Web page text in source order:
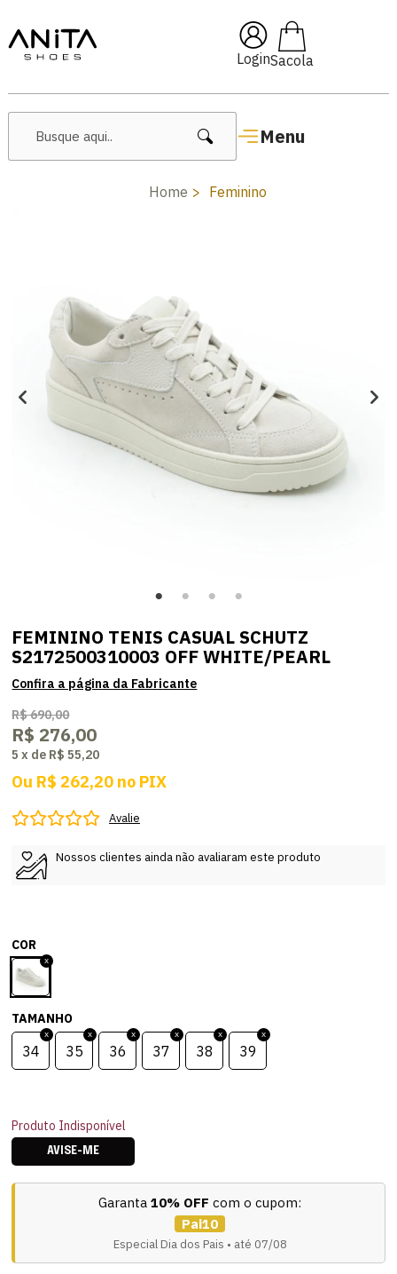
Login
Menu
🔥 Lançamentos Femininos
Home Feminino
FEMININO TENIS CASUAL SCHUTZ
S2172500310003 OFF WHITE/PEARL
R$ 690,00
R$ 276,00
5 x de R$ 55,20
Ou R$ 262,20 no PIX
Avalie
Nossos clientes ainda não avaliaram este produto
COR
TAMANHO
34 35 36 37 38 39
Produto Indisponível
AVISE-ME
Garanta 10% OFF com o cupom:
Pai10
Especial Dia dos Pais • até 07/08